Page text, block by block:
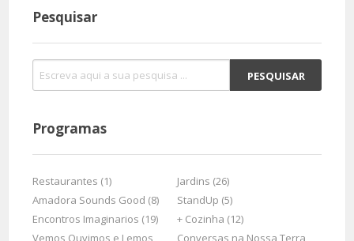
Pesquisar
Programas
Restaurantes (1)
Jardins (26)
Amadora Sounds Good (8)
StandUp (5)
Encontros Imaginarios (19)
+ Cozinha (12)
Vemos Ouvimos e Lemos
Conversas na Nossa Terra